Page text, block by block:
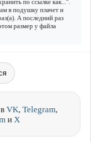
по ссылке как...".
в подушку плачет и
А последний раз
размер у файла
VK, Telegram,
и X